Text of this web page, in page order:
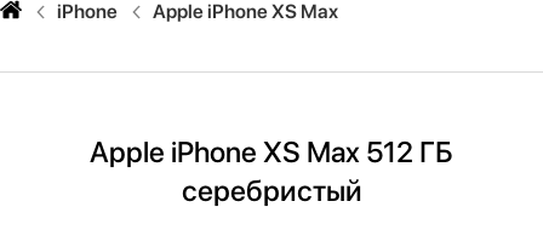
iPhone Apple iPhone XS Max
Apple iPhone XS Max 512 ГБ
серебристый